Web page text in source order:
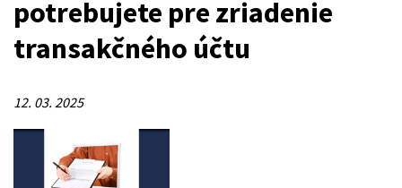
potrebujete pre zriadenie
transakčného účtu
12. 03. 2025